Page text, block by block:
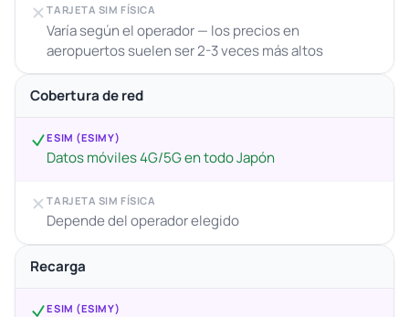
TARJETA SIM FÍSICA
Varía según el operador — los precios en
aeropuertos suelen ser 2-3 veces más altos
Cobertura de red
ESIM (ESIMY)
Datos móviles 4G/5G en todo Japón
TARJETA SIM FÍSICA
Depende del operador elegido
Recarga
ESIM (ESIMY)